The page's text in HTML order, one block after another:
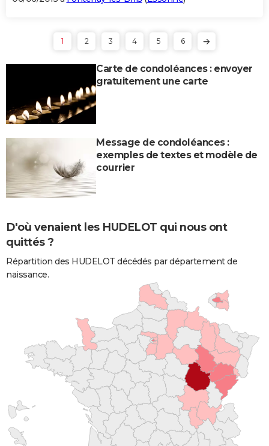
1 2 3 4 5 6
Carte de condoléances : envoyer
gratuitement une carte
Message de condoléances :
exemples de textes et modèle de
courrier
D'où venaient les HUDELOT qui nous ont
quittés ?
Répartition des HUDELOT décédés par département de
naissance.